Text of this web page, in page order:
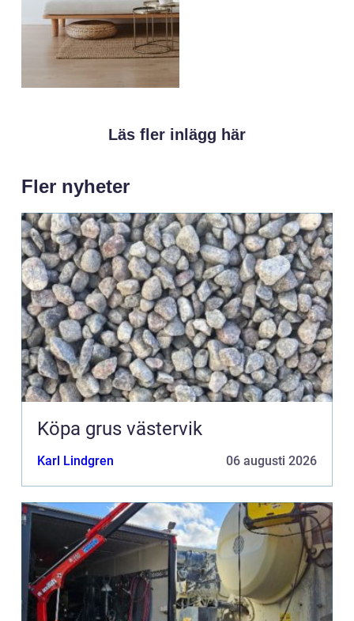
Läs fler inlägg här
Fler nyheter
Köpa grus västervik
Karl Lindgren 06 augusti 2026